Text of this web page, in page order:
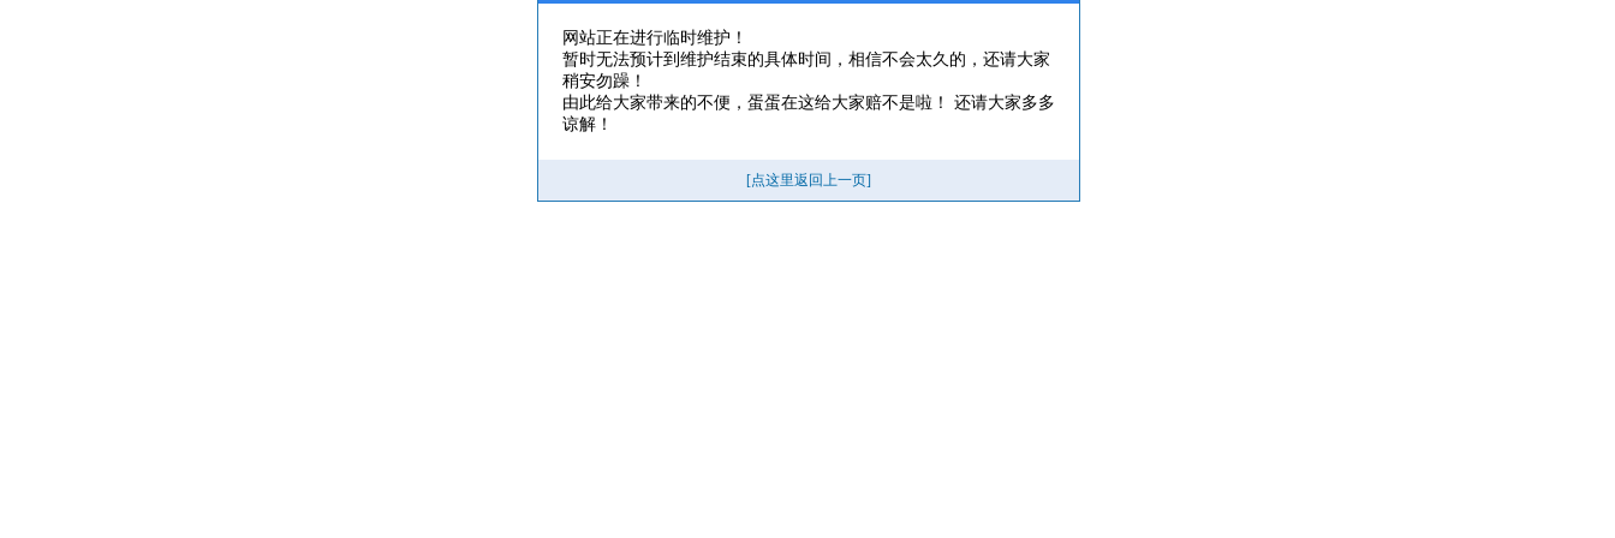
网站正在进行临时维护！
暂时无法预计到维护结束的具体时间，相信不会太久的，还请大家
稍安勿躁！
由此给大家带来的不便，蛋蛋在这给大家赔不是啦！ 还请大家多多
谅解！
[点这里返回上一页]